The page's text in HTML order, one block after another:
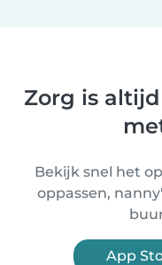
Zorg is
Bekijk snel het
oppassen,
App